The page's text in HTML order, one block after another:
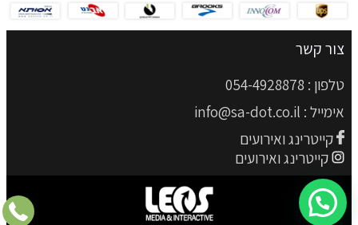
צור קשר
טלפון : 054-4928878
אימייל : info@sa-dot.co.il
קייטרינג ואירועים
קייטרינג ואירועים